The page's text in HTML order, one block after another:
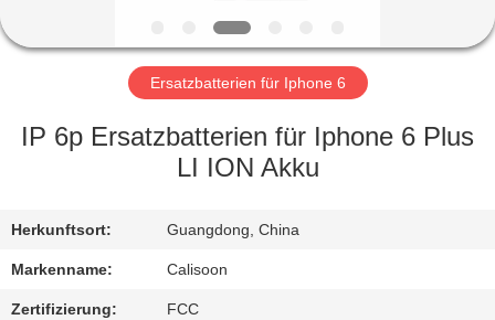
ÜBER
UNS
FABRIK
TOUR
QUALITÄTSKONTROLLE
REFERENZEN
Ersatzbatterien für Iphone 6
IP 6p Ersatzbatterien für Iphone 6 Plus
LI ION Akku
Herkunftsort: Guangdong, China
Markenname: Calisoon
Zertifizierung: FCC